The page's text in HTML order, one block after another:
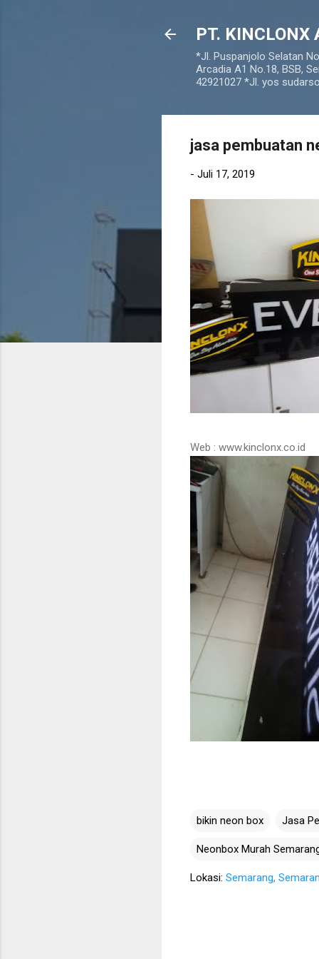
PT. KINCLONX
*Jl. Puspanjolo Selatan
Arcadia A1 No.18, BSB,
42921027 *Jl. yos
jasa pembuatan
- Juli 17, 2019
Web : www.kinclonx.co.id
bikin neon box Jasa
Neonbox Murah
Lokasi: Semarang,